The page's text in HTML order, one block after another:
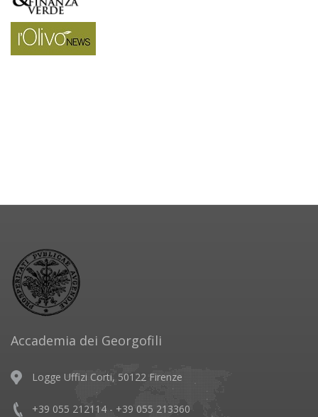
Accademia dei Georgofili
Logge Uffizi Corti, 50122 Firenze
+39 055 212114 - +39 055 213360